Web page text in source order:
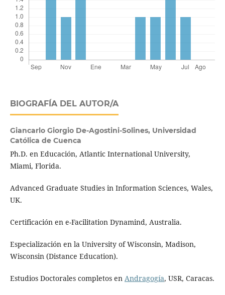
BIOGRAFÍA DEL AUTOR/A
Giancarlo Giorgio De-Agostini-Solines, Universidad
Católica de Cuenca
Ph.D. en Educación, Atlantic International University,
Miami, Florida.
Advanced Graduate Studies in Information Sciences, Wales,
UK.
Certificación en e-Facilitation Dynamind, Australia.
Especialización en la University of Wisconsin, Madison,
Wisconsin (Distance Education).
Estudios Doctorales completos en Andragogía, USR, Caracas.